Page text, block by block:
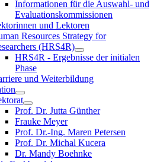
Informationen für die Auswahl- und
Evaluationskommissionen
und Lektoren
Resources Strategy for
(HRS4R)
HRS4R - Ergebnisse der initialen
Phase
und Weiterbildung
Prof. Dr. Jutta Günther
Frauke Meyer
Prof. Dr.-Ing. Maren Petersen
Prof. Dr. Michal Kucera
Dr. Mandy Boehnke